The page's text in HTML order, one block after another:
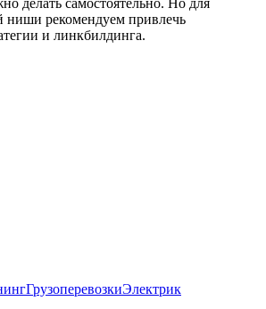
делать самостоятельно. Но для
ниши рекомендуем привлечь
и линкбилдинга.
ГрузоперевозкиЭлектрик